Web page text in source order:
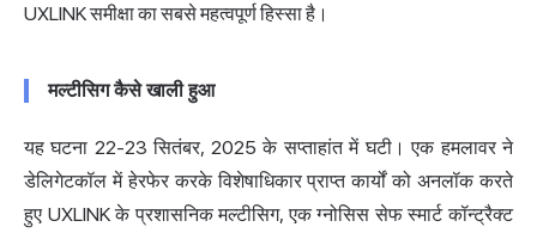
UXLINK समीक्षा का सबसे महत्वपूर्ण हिस्सा है।
मल्टीसिग कैसे खाली हुआ
यह घटना 22-23 सितंबर, 2025 के सप्ताहांत में घटी। एक हमलावर ने
डेलिगेटकॉल में हेरफेर करके विशेषाधिकार प्राप्त कार्यों को अनलॉक करते
हुए UXLINK के प्रशासनिक मल्टीसिग, एक ग्नोसिस सेफ स्मार्ट कॉन्ट्रैक्ट